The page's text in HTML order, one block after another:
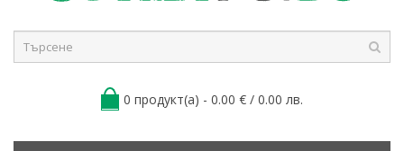
0 продукт(а) - 0.00 € / 0.00 лв.